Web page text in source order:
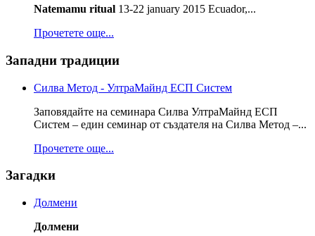
Natemamu ritual 13-22 january 2015 Ecuador,...
Прочетете още...
Западни традиции
Силва Метод - УлтраМайнд ЕСП Систем
Заповядайте на семинара Силва УлтраМайнд ЕСП
Систем – един семинар от създателя на Силва Метод –...
Прочетете още...
Загадки
Долмени
Долмени